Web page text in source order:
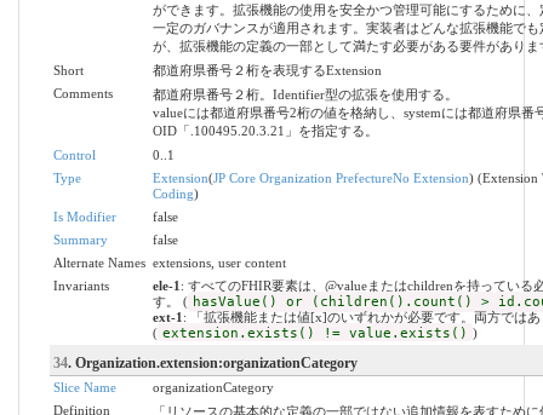
ができます。拡張機能の使用を安全かつ管理可能にするために、
一定のガバナンスが適用されます。実装者はどんな拡張機能でも
が、拡張機能の定義の一部として満たす必要がある要件がありま
Short
都道府県番号２桁を表現するExtension
Comments
都道府県番号２桁。Identifier型の拡張を使用する。
valueには都道府県番号2桁の値を格納し、systemには都道府県番
OID「.100495.20.3.21」を指定する。
Control
0..1
Type
Extension(JP Core Organization PrefectureNo Extension) (Extension
Coding)
Is Modifier
false
Summary
false
Alternate Names extensions, user content
Invariants
ele-1 : すべてのFHIR要素は、@valueまたはchildrenを持っている
す。 ( hasValue() or (children().count() >
ext-1 : 「拡張機能または値[x]のいずれかが必要です。両方では
( extension.exists() != value.exists() )
34. Organization.extension:organizationCategory
Slice Name
organizationCategory
Definition
「リソースの基本的な定義の一部ではない追加情報を表すため